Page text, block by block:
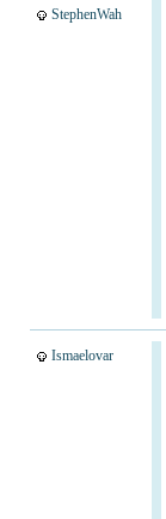
StephenWah
Ismaelovar